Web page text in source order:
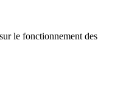
le fonctionnement des